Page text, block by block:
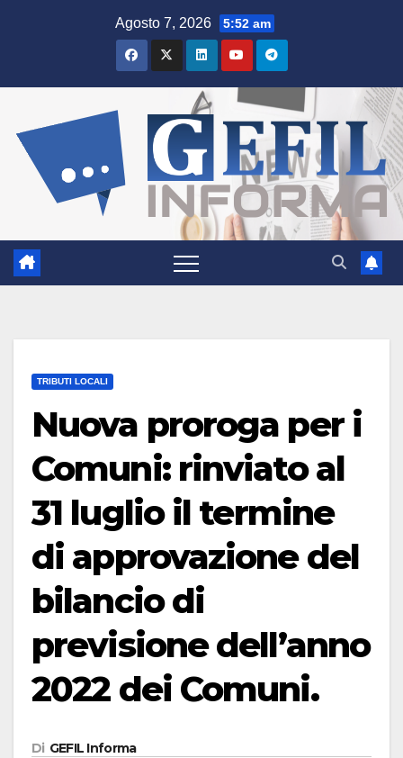
Agosto 7, 2026 5:52 am
TRIBUTI LOCALI
Nuova proroga per i
Comuni: rinviato al
31 luglio il termine
di approvazione del
bilancio di
previsione dell’anno
2022 dei Comuni.
Di GEFIL Informa